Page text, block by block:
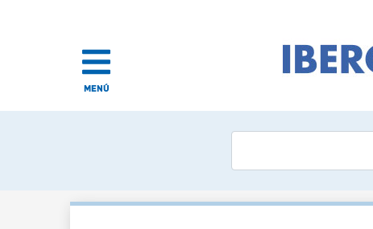
MENÚ